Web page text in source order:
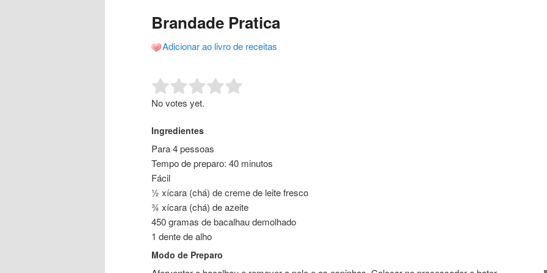
conteúdo
conteúdo
Brandade Pratica
Adicionar ao livro de receitas
Rate this item:
No votes yet.
Ingredientes
Para 4 pessoas
Tempo de preparo: 40 minutos
Fácil
½ xícara (chá) de creme de leite fresco
¾ xícara (chá) de azeite
450 gramas de bacalhau demolhado
1 dente de alho
Modo de Preparo